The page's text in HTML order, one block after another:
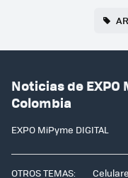
Noticias de EXPO
Colombia
EXPO MiPyme DIGITAL
OTROS TEMAS: